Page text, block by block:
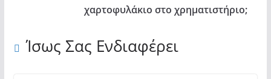
χαρτοφυλάκιο στο χρηματιστήριο;
Ίσως Σας Ενδιαφέρει